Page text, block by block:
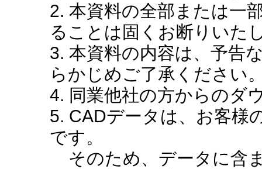
2. 本資料の全部または一
ることは固くお断りいた
3. 本資料の内容は、予告
らかじめご了承ください
4. 同業他社の方からのダ
5. CADデータは、お客様
です。
そのため、データに含